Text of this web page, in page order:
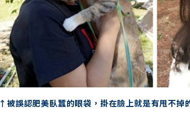
↑被誤認肥美臥蠶的眼袋，掛在臉上就是有甩不掉